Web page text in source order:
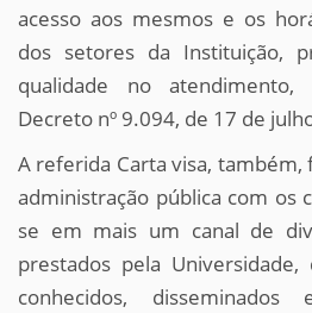
acesso aos mesmos e os
dos setores da Instituição,
qualidade no
Decreto nº 9.094, de 17 de
A referida Carta visa, também,
administração pública com os
se em mais um canal de
prestados pela
conhecidos,